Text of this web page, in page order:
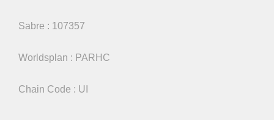
Sabre : 107357
Worldsplan : PARHC
Chain Code : UI